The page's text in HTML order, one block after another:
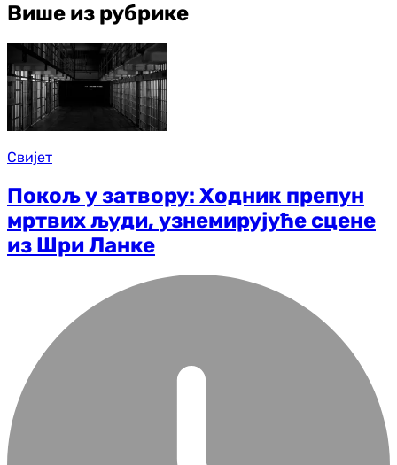
Више из рубрике
Свијет
Покољ у затвору: Ходник препун
мртвих људи, узнемирујуће сцене
из Шри Ланке